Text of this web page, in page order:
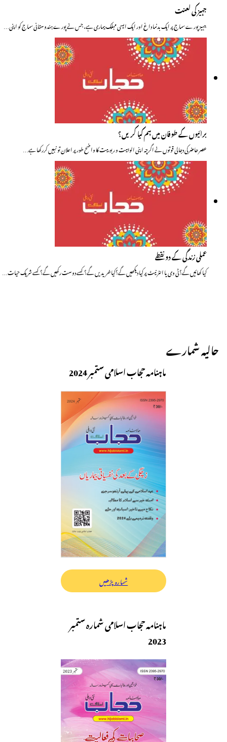
جہیز کی لعنت
جہیز پورے سماج پر ایک بدنما داغ اور ایک ایسی مہلک بیماری ہے، جس نے پورے ہندوستانی سماج کو اپنی…
برائیوں کے طوفان میں ہم کیا کریں؟
عصر حاضر کی دجالی قوتوں نے اگرچہ اپنی الوہیت و ربوبیت کا واضح طور پر اعلان تو نہیں کررکھا ہے…
عملی زندگی کے دو نقطے
کیا کھائیں گے؟ ٹی وی یا انٹرنیٹ پر کیا دیکھیں گے؟کیا خریدیں گے؟ کسے دوست رکھیں گے؟ کسے شریک حیات…
حالیہ شمارے
ماہنامہ حجاب اسلامی ستمبر 2024
شمارہ پڑھیں
ماہنامہ حجاب اسلامی شمارہ ستمبر
2023